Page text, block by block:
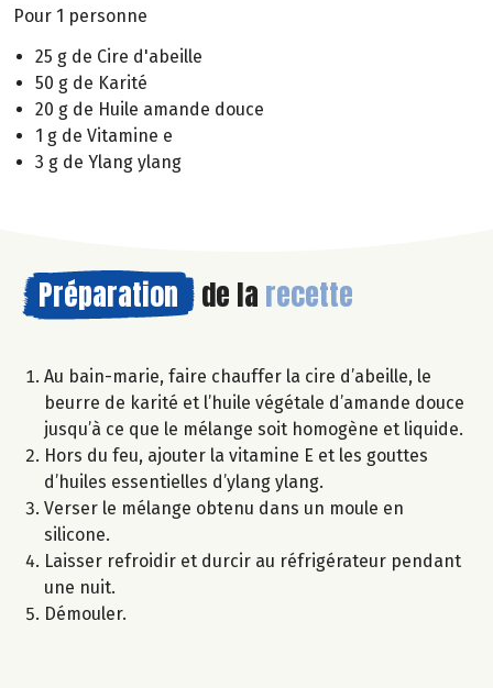
Pour 1 personne
25 g de Cire d'abeille
50 g de Karité
20 g de Huile amande douce
1 g de Vitamine e
3 g de Ylang ylang
Préparation de la recette
Au bain-marie, faire chauffer la cire d’abeille, le
beurre de karité et l’huile végétale d’amande douce
jusqu’à ce que le mélange soit homogène et liquide.
Hors du feu, ajouter la vitamine E et les gouttes
d’huiles essentielles d’ylang ylang.
Verser le mélange obtenu dans un moule en
silicone.
Laisser refroidir et durcir au réfrigérateur pendant
une nuit.
Démouler.